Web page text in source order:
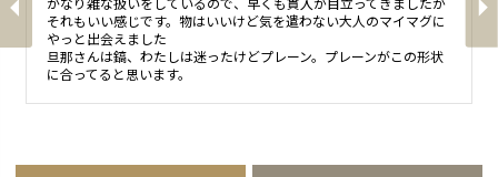
それもいい感じです。物はいいけど気を遣わない大人のマイマグに
やっと出会えました
旦那さんは鎬、わたしは迷ったけどプレーン。プレーンがこの形状
に合ってると思います。